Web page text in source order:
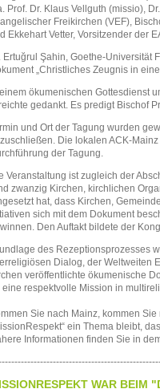
Prof. Dr. Klaus Vellguth (missio),
Freikirchen (VEF),
Ekkehart Vetter, Vorsitzender der
Ertuğrul Şahin, Goethe-Universität
„Christliches Zeugnis in
ökumenischen Gottesdienst
gedankt. Es predigt Bischof
und Ort der Tagung wurden
Die lokalen ACK-Mainz
der Tagung.
Veranstaltung ist zugleich der
zwanzig Kirchen, kirchlichen
hat, dass Kirchen,
sich mit dem Dokument
Den Auftakt bildete der
des Rezeptionsprozesses
Dialog, der Weltweiten
veröffentlichte ökumenische
eine respektvolle Mission in
Sie nach Mainz, kommen
ein Thema bleibt,
Informationen finden Sie in
WAR BEIM